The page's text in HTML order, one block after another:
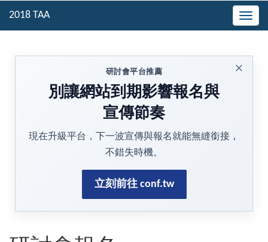
×
研討會平台推薦
別讓網站到期影響報名與
宣傳節奏
現在升級平台，下一波宣傳與報名就能無縫銜接，
不錯失時機。
立刻前往 conf.tw